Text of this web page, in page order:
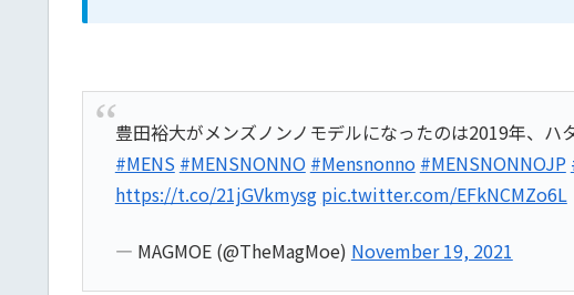
豊田裕大がメンズノンノモデルになったのは2019年、
#MENS #MENSNONNO #Mensnonno #MENSNONNOJP
https://t.co/21jGVkmysg pic.twitter.com/EFkNCMZo6L
— MAGMOE (@TheMagMoe) November 19, 2021